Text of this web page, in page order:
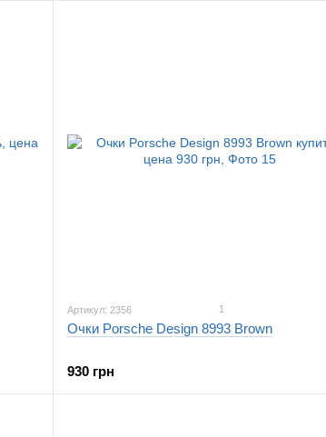
Артикул: 2356 1
Очки Porsche Design 8993 Brown
930 грн